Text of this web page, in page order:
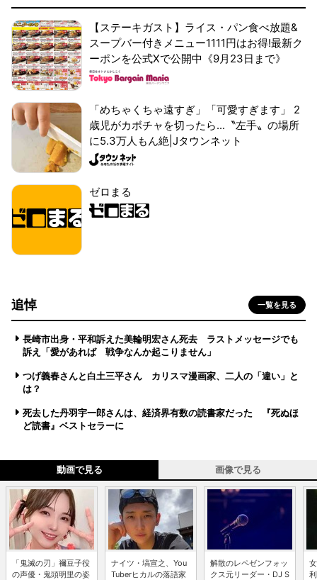
【ステーキガスト】ライス・パン食べ放題&
スープバー付きメニュー1111円はお得!最新ク
ーポンを公式Xで公開中《9月23日まで》
「めちゃくちゃ遠すぎ」「可愛すぎます」 2
歳児がカボチャを切ったら...〝左手〟の場所
に5.3万人もん絶|Jタウンネット
ゼロまる
追悼 一覧を見る
長崎市出身・平和訴えた美輪明宏さん死去 ラストメッセージでも
訴え「愛があれば 戦争なんか起こりません」
つげ義春さんと白土三平さん カリスマ漫画家、二人の「違い」と
は？
死去した丹羽宇一郎さんは、経済界有数の読書家だった 『死ぬほ
ど読書』ベストセラーに
動画で見る 画像で見る
「鬼滅の刃」禰豆子役
の声優・鬼頭明里の姿
ナイツ・塙宣之、You
Tuberヒカルの落語家
解散のレペゼンフォッ
クス元リーダー・DJ S